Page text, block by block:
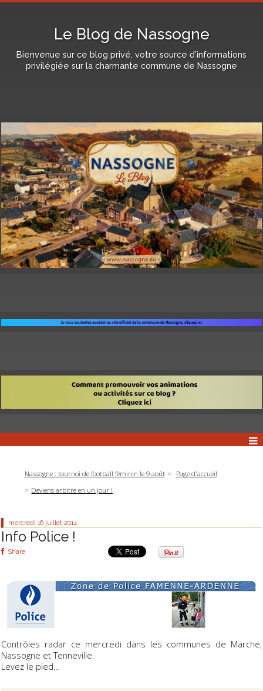
Le Blog de Nassogne
Bienvenue sur ce blog privé, votre source d'informations
privilégiée sur la charmante commune de Nassogne
Nassogne : tournoi de football féminin le 9 août
Page d'accueil
Deviens arbitre en un jour !
mercredi 16 juillet 2014
Info Police !
Share
Contrôles radar ce mercredi dans les communes de Marche,
Nassogne et Tenneville.
Levez le pied...